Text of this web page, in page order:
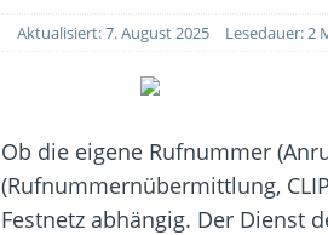
[ 29. Juli 2026 ] Achtung:
[ 28. Juli 2026 ]
Im Urlaub
WhatsApp
[ 21. Juli 2026 ]
Wichtiges
Aktualisiert: 7. August 2025 Lesedauer: 2
Ob die eigene Rufnummer
(Rufnummernübermittlung,
Festnetz abhängig. Der Dienst